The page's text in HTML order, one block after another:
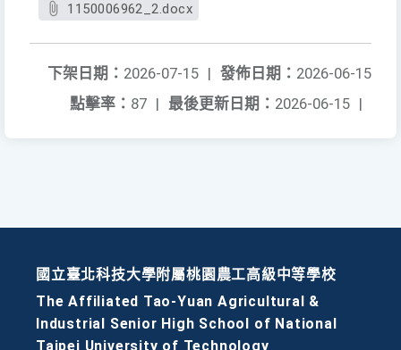
1150006962_2.docx
發佈日期： 2026-06-15
下架日期： 2026-07-15 |
最後更新日期： 2026-06-15 |
點擊率： 87 |
國立臺北科技大學附屬桃園農工高級中等學校
The Affiliated Tao-Yuan Agricultural &
Industrial Senior High School of National
Taipei University of Technology